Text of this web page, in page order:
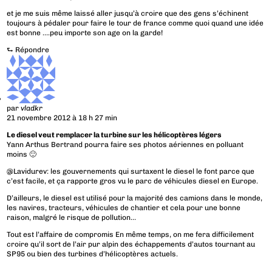
et je me suis même laissé aller jusqu’à croire que des gens s’échinent
toujours à pédaler pour faire le tour de france comme quoi quand une idée
est bonne ….peu importe son age on la garde!
⮑ Répondre
parvladkr
21 novembre 2012 à 18 h 27 min
Le diesel veut remplacer la turbine sur les hélicoptères légers
Yann Arthus Bertrand pourra faire ses photos aériennes en polluant
moins 🙂
@Lavidurev: les gouvernements qui surtaxent le diesel le font parce que
c’est facile, et ça rapporte gros vu le parc de véhicules diesel en Europe.
D’ailleurs, le diesel est utilisé pour la majorité des camions dans le monde,
les navires, tracteurs, véhicules de chantier et cela pour une bonne
raison, malgré le risque de pollution…
Tout est l’affaire de compromis En même temps, on me fera difficilement
croire qu’il sort de l’air pur alpin des échappements d’autos tournant au
SP95 ou bien des turbines d’hélicoptères actuels.